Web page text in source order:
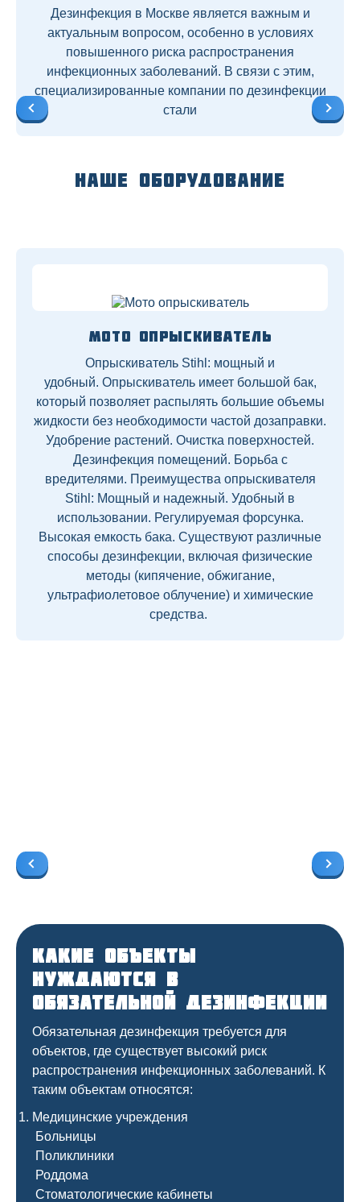
Дезинфекция в Москве является важным и
актуальным вопросом, особенно в условиях
повышенного риска распространения
инфекционных заболеваний. В связи с этим,
специализированные компании по дезинфекции
стали
Наше оборудование
Мото опрыскиватель
Опрыскиватель Stihl: мощный и
удобный. Опрыскиватель имеет большой бак,
который позволяет распылять большие объемы
жидкости без необходимости частой дозаправки.
Удобрение растений. Очистка поверхностей.
Дезинфекция помещений. Борьба с
вредителями. Преимущества опрыскивателя
Stihl: Мощный и надежный. Удобный в
использовании. Регулируемая форсунка.
Высокая емкость бака. Существуют различные
способы дезинфекции, включая физические
методы (кипячение, обжигание,
ультрафиолетовое облучение) и химические
средства.
Какие объекты
нуждаются в
обязательной дезинфекции
Обязательная дезинфекция требуется для
объектов, где существует высокий риск
распространения инфекционных заболеваний. К
таким объектам относятся:
Медицинские учреждения
Больницы
Поликлиники
Роддома
Стоматологические кабинеты